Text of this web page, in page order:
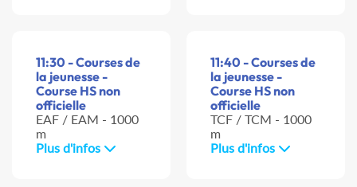
11:30 - Courses de
la jeunesse -
Course HS non
officielle
EAF / EAM - 1000
m
Plus d'infos
11:40 - Courses de
la jeunesse -
Course HS non
officielle
TCF / TCM - 1000
m
Plus d'infos